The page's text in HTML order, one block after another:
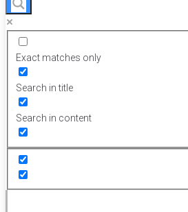
Exact matches only
Search in title
Search in content